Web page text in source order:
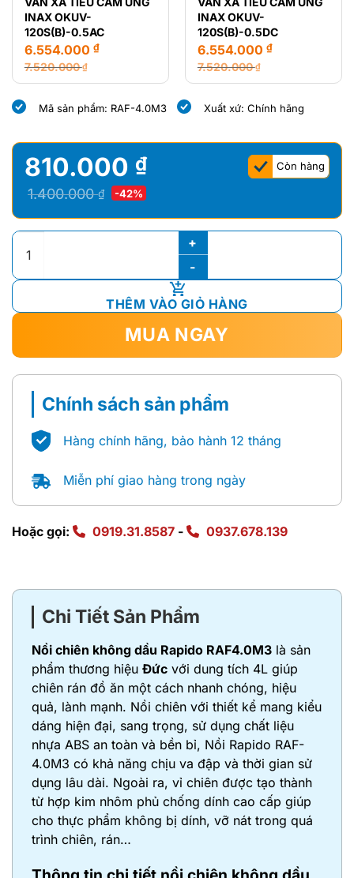
740.000 ₫.
là:
457.000 ₫.
490.000 ₫.
là:
292.000 ₫.
INAX OKUV-
120S(B)-0.5AC
7.520.000₫
Giá
gốc
là:
6.554.000 ₫
Giá
hiện
tại
6.554.000 ₫.
INAX OKUV-
120S(B)-0.5DC
7.520.000₫
Giá
là:
6.554.000 ₫
Giá
tại
6.554.000 ₫.
Mã sản phẩm: RAF-4.0M3 Xuất xứ: Chính hãng
1.400.000₫
Giá
là:
1.400.000 ₫.
810.000 ₫
Giá
tại
là:
810.000 ₫.
-42%
Còn hàng
Nồi chiên không dầu Rapido RAF-4.0M3 số lượng
THÊM VÀO GIỎ HÀNG
MUA NGAY
Chính sách sản phẩm
Hàng chính hãng, bảo hành 12 tháng
Miễn phí giao hàng trong ngày
Hoặc gọi: 0919.31.8587 - 0937.678.139
Chi Tiết Sản Phẩm
Nồi chiên không dầu Rapido RAF4.0M3 là sản
phẩm thương hiệu Đức với dung tích 4L giúp
chiên rán đồ ăn một cách nhanh chóng, hiệu
quả, lành mạnh. Nồi chiên với thiết kể mang kiểu
dáng hiện đại, sang trọng, sử dụng chất liệu
nhựa ABS an toàn và bền bỉ, Nồi Rapido RAF-
4.0M3 có khả năng chịu va đập và thời gian sử
dụng lâu dài. Ngoài ra, vỉ chiên được tạo thành
từ hợp kim nhôm phủ chống dính cao cấp giúp
cho thực phẩm không bị dính, vỡ nát trong quá
trình chiên, rán…